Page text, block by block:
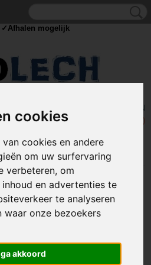
cookies
cookies en andere
om uw surfervaring
verbeteren, om
en advertenties te
te analyseren
waar onze bezoekers
akkoord
UW WINKELWAGEN
(0)
- SPIJKERCLIPS
spijkerclips worden genoemd worden
werken.
of langs bijvoorbeeld een plint.
✓Afhalen mogelijk